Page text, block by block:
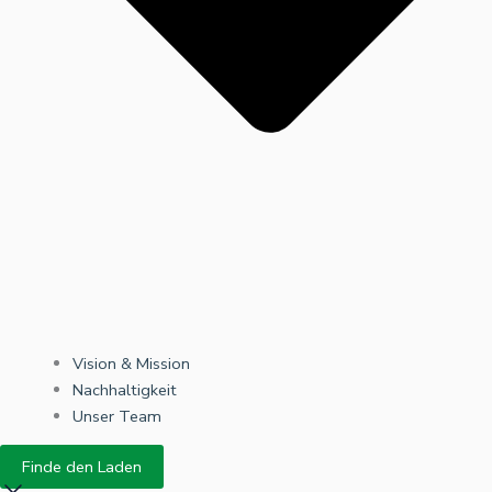
Vision & Mission
Nachhaltigkeit
Unser Team
Finde den Laden